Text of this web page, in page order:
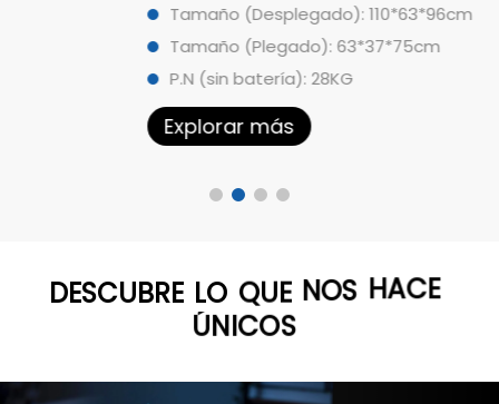
Tamaño (Desplegado): 110*63*96cm
Tamaño (Plegado): 63*37*75cm
P.N (sin batería): 28KG
Explorar más
DESCUBRE LO QUE NOS HACE
ÚNICOS